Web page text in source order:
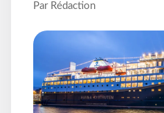
Par Rédaction